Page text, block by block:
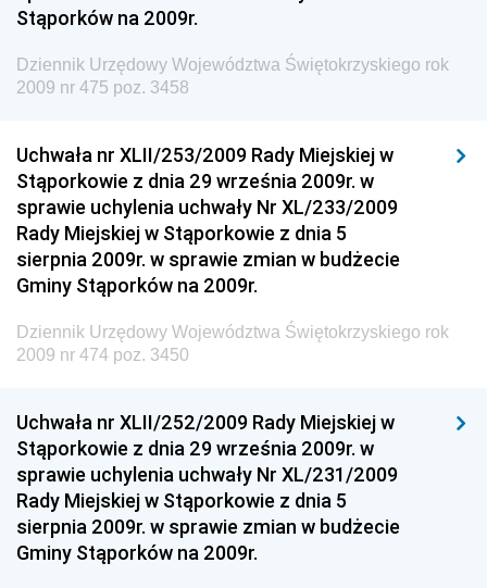
Dziennik Urzędowy Wyższego Urzędu Górniczego
Dziennik Urzędowy Prezesa Urzędu Transportu
Kolejowego
Technologii
Dziennik Urzędowy Ministra Inwestycji i Rozwoju
Dziennik Urzędowy Naczelnego Dyrektora Archiwów
Państwowych
Dziennik Urzędowy Ministra Finansów, Inwestycji i
Dziennik Urzędowy Ministra Klimatu
Dziennik Urzędowy Ministra Funduszy i Polityki
Regionalnej
Dziennik Urzędowy Ministra Aktywów Państwowych
Dziennik Urzędowy Ministra Zdrowia
Dziennik Urzędowy Ministra Środowiska i Głównego
Stąporków na 2009r.
Dziennik Urzędowy Województwa Świętokrzyskiego rok
2009 nr 475 poz. 3458
Uchwała nr XLII/253/2009 Rady Miejskiej w
Stąporkowie z dnia 29 września 2009r. w
sprawie uchylenia uchwały Nr XL/233/2009
Rady Miejskiej w Stąporkowie z dnia 5
sierpnia 2009r. w sprawie zmian w budżecie
Gminy Stąporków na 2009r.
Dziennik Urzędowy Województwa Świętokrzyskiego rok
2009 nr 474 poz. 3450
Uchwała nr XLII/252/2009 Rady Miejskiej w
Stąporkowie z dnia 29 września 2009r. w
sprawie uchylenia uchwały Nr XL/231/2009
Rady Miejskiej w Stąporkowie z dnia 5
sierpnia 2009r. w sprawie zmian w budżecie
Gminy Stąporków na 2009r.